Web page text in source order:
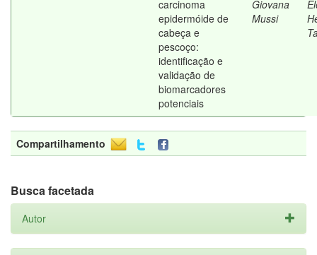
carcinoma
epidermóide de
cabeça e
pescoço:
identificação e
validação de
biomarcadores
potenciais
Giovana
Mussi
Compartilhamento
Busca facetada
Autor